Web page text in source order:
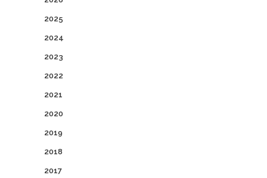
2025
2024
2023
2022
2021
2020
2019
2018
2017